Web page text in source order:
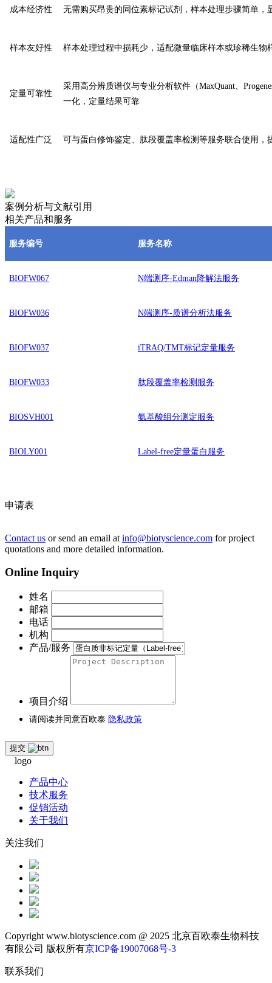
成本经济性 无需购买昂贵的同位素标记试剂，样本处理步骤简单，
样本友好性 样本处理过程中损耗少，适配微量临床样本或珍稀生物
定量可靠性
采用高分辨质谱仪与专业分析软件（MaxQuant、
一化，定量结果可靠
适配性广泛 可与蛋白修饰鉴定、肽段覆盖率检测等服务联合使用，
案例分析与文献引用
相关产品和服务
服务编号 服务名称
BIOFW067 N端测序-Edman降解法服务
BIOFW036 N端测序-质谱分析法服务
BIOFW037 iTRAQ/TMT标记定量服务
BIOFW033 肽段覆盖率检测服务
BIOSVH001 氨基酸组分测定服务
BIOLY001 Label-free定量蛋白服务
申请表
Contact us or send an email at info@biotyscience.com for project
quotations and more detailed information.
Online Inquiry
姓名
邮箱
电话
机构
产品/服务
项目介绍
请阅读并同意百欧泰 隐私政策
提交
产品中心
技术服务
促销活动
关于我们
关注我们
Copyright www.biotyscience.com @ 2025 北京百欧泰生物科技
有限公司 版权所有京ICP备19007068号-3
联系我们